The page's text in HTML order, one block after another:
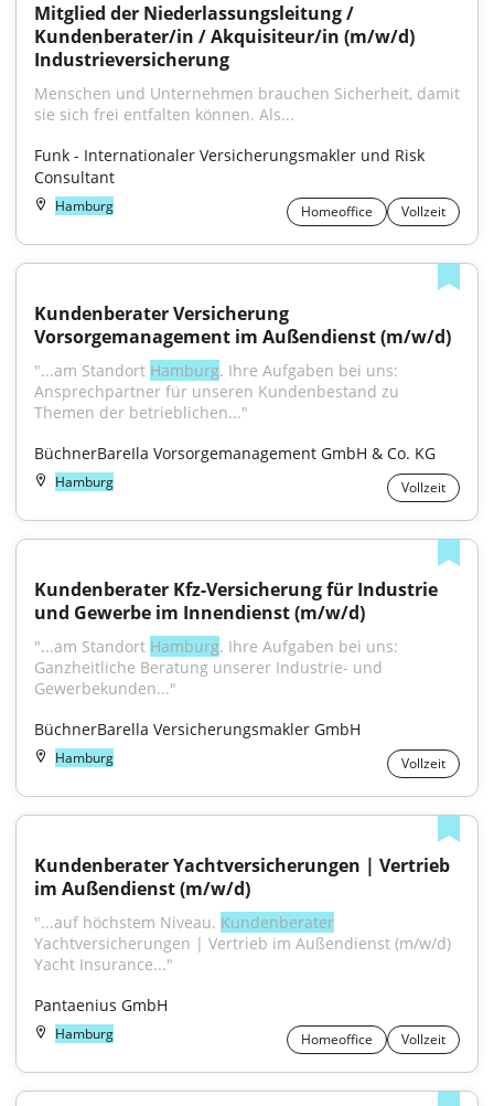
Mitglied der Niederlassungsleitung /
Kundenberater/in / Akquisiteur/in (m/w/d)
Industrieversicherung
Menschen und Unternehmen brauchen Sicherheit, damit
sie sich frei entfalten können. Als...
Funk - Internationaler Versicherungsmakler und Risk
Consultant
Hamburg Homeoffice Vollzeit
Kundenberater Versicherung
Vorsorgemanagement im Außendienst (m/w/d)
"...am Standort Hamburg. Ihre Aufgaben bei uns:
Ansprechpartner für unseren Kundenbestand zu
Themen der betrieblichen..."
BüchnerBareIla Vorsorgemanagement GmbH & Co. KG
Hamburg Vollzeit
Kundenberater Kfz-Versicherung für Industrie
und Gewerbe im Innendienst (m/w/d)
"...am Standort Hamburg. Ihre Aufgaben bei uns:
Ganzheitliche Beratung unserer Industrie- und
Gewerbekunden..."
BüchnerBarella Versicherungsmakler GmbH
Hamburg Vollzeit
Kundenberater Yachtversicherungen | Vertrieb
im Außendienst (m/w/d)
"...auf höchstem Niveau. Kundenberater
Yachtversicherungen | Vertrieb im Außendienst (m/w/d)
Yacht Insurance..."
Pantaenius GmbH
Hamburg Homeoffice Vollzeit